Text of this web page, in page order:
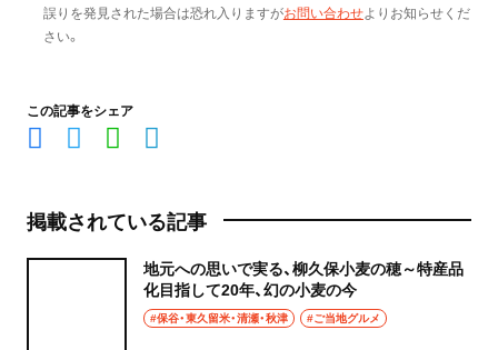
誤りを発見された場合は恐れ入りますがお問い合わせよりお知らせくだ
さい。
この記事をシェア
掲載されている記事
地元への思いで実る、柳久保小麦の穂～特産品
化目指して20年、幻の小麦の今
#保谷・東久留米・清瀬・秋津 #ご当地グルメ